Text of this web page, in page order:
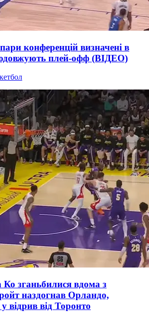
конференцій визначені в
плей-офф (ВІДЕО)
зганьбилися вдома з
наздогнав Орландо,
відрив від Торонто